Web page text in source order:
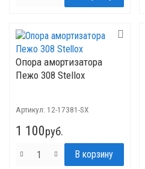
Опора амортизатора
Пежо 308 Stellox
Артикул: 12-17381-SX
1 100руб.